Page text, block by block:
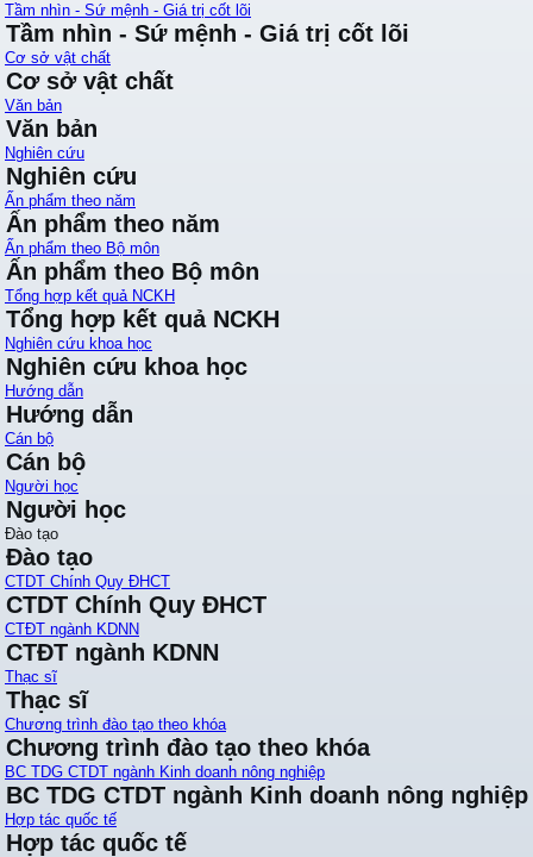
Tầm nhìn - Sứ mệnh - Giá trị cốt lõi
Tầm nhìn - Sứ mệnh - Giá trị cốt lõi
Cơ sở vật chất
Cơ sở vật chất
Văn bản
Văn bản
Nghiên cứu
Nghiên cứu
Ấn phẩm theo năm
Ấn phẩm theo năm
Ấn phẩm theo Bộ môn
Ấn phẩm theo Bộ môn
Tổng hợp kết quả NCKH
Tổng hợp kết quả NCKH
Nghiên cứu khoa học
Nghiên cứu khoa học
Hướng dẫn
Hướng dẫn
Cán bộ
Cán bộ
Người học
Người học
Đào tạo
Đào tạo
CTDT Chính Quy ĐHCT
CTDT Chính Quy ĐHCT
CTĐT ngành KDNN
CTĐT ngành KDNN
Thạc sĩ
Thạc sĩ
Chương trình đào tạo theo khóa
Chương trình đào tạo theo khóa
BC TDG CTDT ngành Kinh doanh nông nghiệp
BC TDG CTDT ngành Kinh doanh nông nghiệp
Hợp tác quốc tế
Hợp tác quốc tế